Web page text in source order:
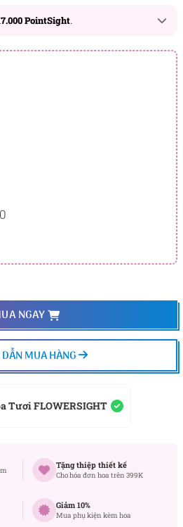
PointSight.
bạn sẽ được tích lũy khi mua
ứng với quyền lợi hạng
trừ trực tiếp vào đơn hàng hoặc
NGAY
MUA HÀNG
Tươi FLOWERSIGHT
Tặng thiệp thiết kế
Cho hóa đơn hoa trên 399K
Giảm 10%
Mua phụ kiện kèm hoa